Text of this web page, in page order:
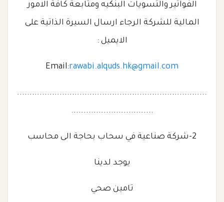
الفواتير والتسويات البنكيه ومتابعة كافة الامور
المالية للشركة الرجاء ارسال السيرة الذاتية على
الايميل :
Email:rawabi.alquds.hk@gmail.com
............................................................................
.................................
2-شركة صناعية في سحاب بحاجة الى محاسب
يوجد لدينا
تامين صحي